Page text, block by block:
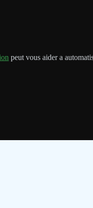
peut vous aider a